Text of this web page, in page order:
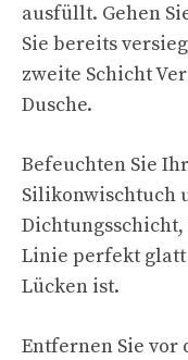
ausfüllt. Gehen
Sie bereits
zweite Schicht
Dusche.
Befeuchten Sie
Silikonwischtuch
Linie perfekt
Lücken ist.
Entfernen Sie vor